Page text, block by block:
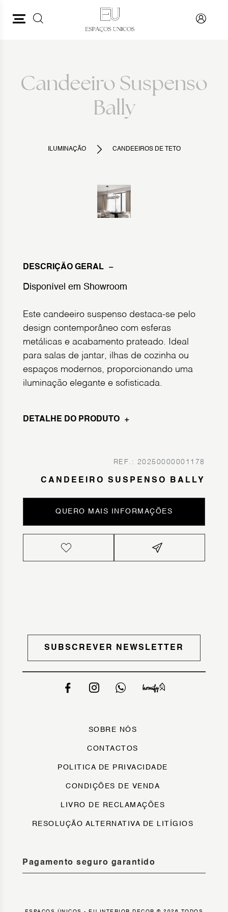
Candeeiro Suspenso
Bally
ILUMINAÇÃO CANDEEIROS DE TETO
DESCRIÇÃO GERAL
Disponível em Showroom
Este candeeiro suspenso destaca-se pelo
design contemporâneo com esferas
metálicas e acabamento prateado. Ideal
para salas de jantar, ilhas de cozinha ou
espaços modernos, proporcionando uma
iluminação elegante e sofisticada.
DETALHE DO PRODUTO
REF.: 20250000001178
CANDEEIRO SUSPENSO BALLY
QUERO MAIS INFORMAÇÕES
SUBSCREVER NEWSLETTER
SOBRE NÓS
CONTACTOS
POLITICA DE PRIVACIDADE
CONDIÇÕES DE VENDA
LIVRO DE RECLAMAÇÕES
RESOLUÇÃO ALTERNATIVA DE LITÍGIOS
Pagamento seguro garantido
PESQUISAR